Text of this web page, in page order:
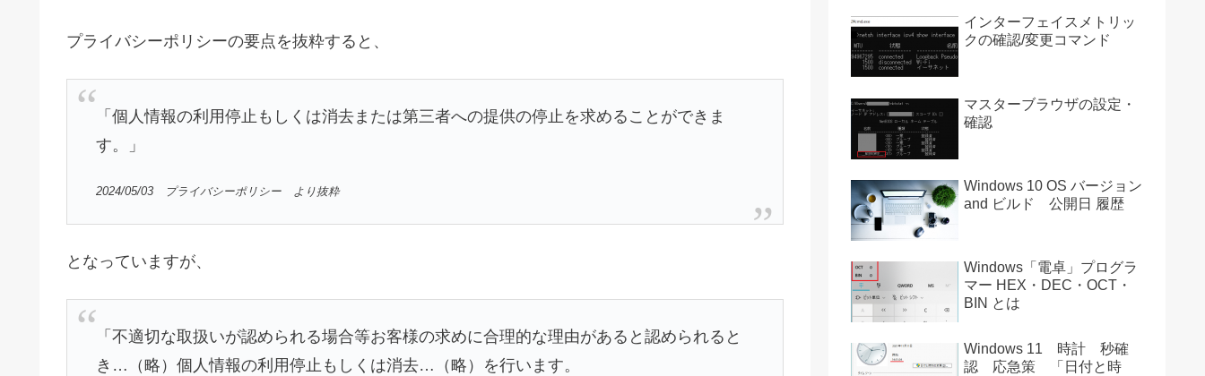
プライバシーポリシーの要点を抜粋すると、
「個人情報の利用停止もしくは消去または第三者への提供の停止を求めることができま
す。」
2024/05/03 プライバシーポリシー より抜粋
となっていますが、
「不適切な取扱いが認められる場合等お客様の求めに合理的な理由があると認められると
き…（略）個人情報の利用停止もしくは消去…（略）を行います。
インターフェイスメトリッ
クの確認/変更コマンド
マスターブラウザの設定・
確認
Windows 10 OS バージョン
and ビルド 公開日 履歴
Windows「電卓」プログラ
マー HEX・DEC・OCT・
BIN とは
Windows 11 時計 秒確
認 応急策 「日付と時